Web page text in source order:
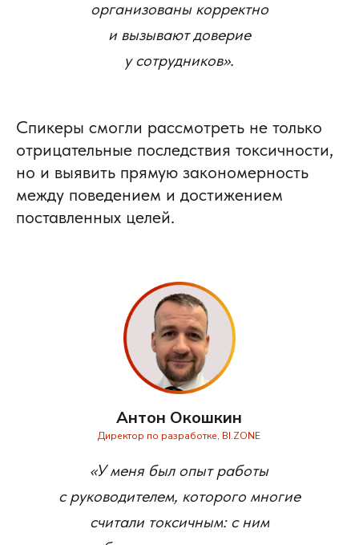
организованы корректно
и вызывают доверие
у сотрудников».
Спикеры смогли рассмотреть не только
отрицательные последствия токсичности,
но и выявить прямую закономерность
между поведением и достижением
поставленных целей.
Антон Окошкин
Директор по разработке, BI.ZONE
«У меня был опыт работы
с руководителем, которого многие
считали токсичным: с ним